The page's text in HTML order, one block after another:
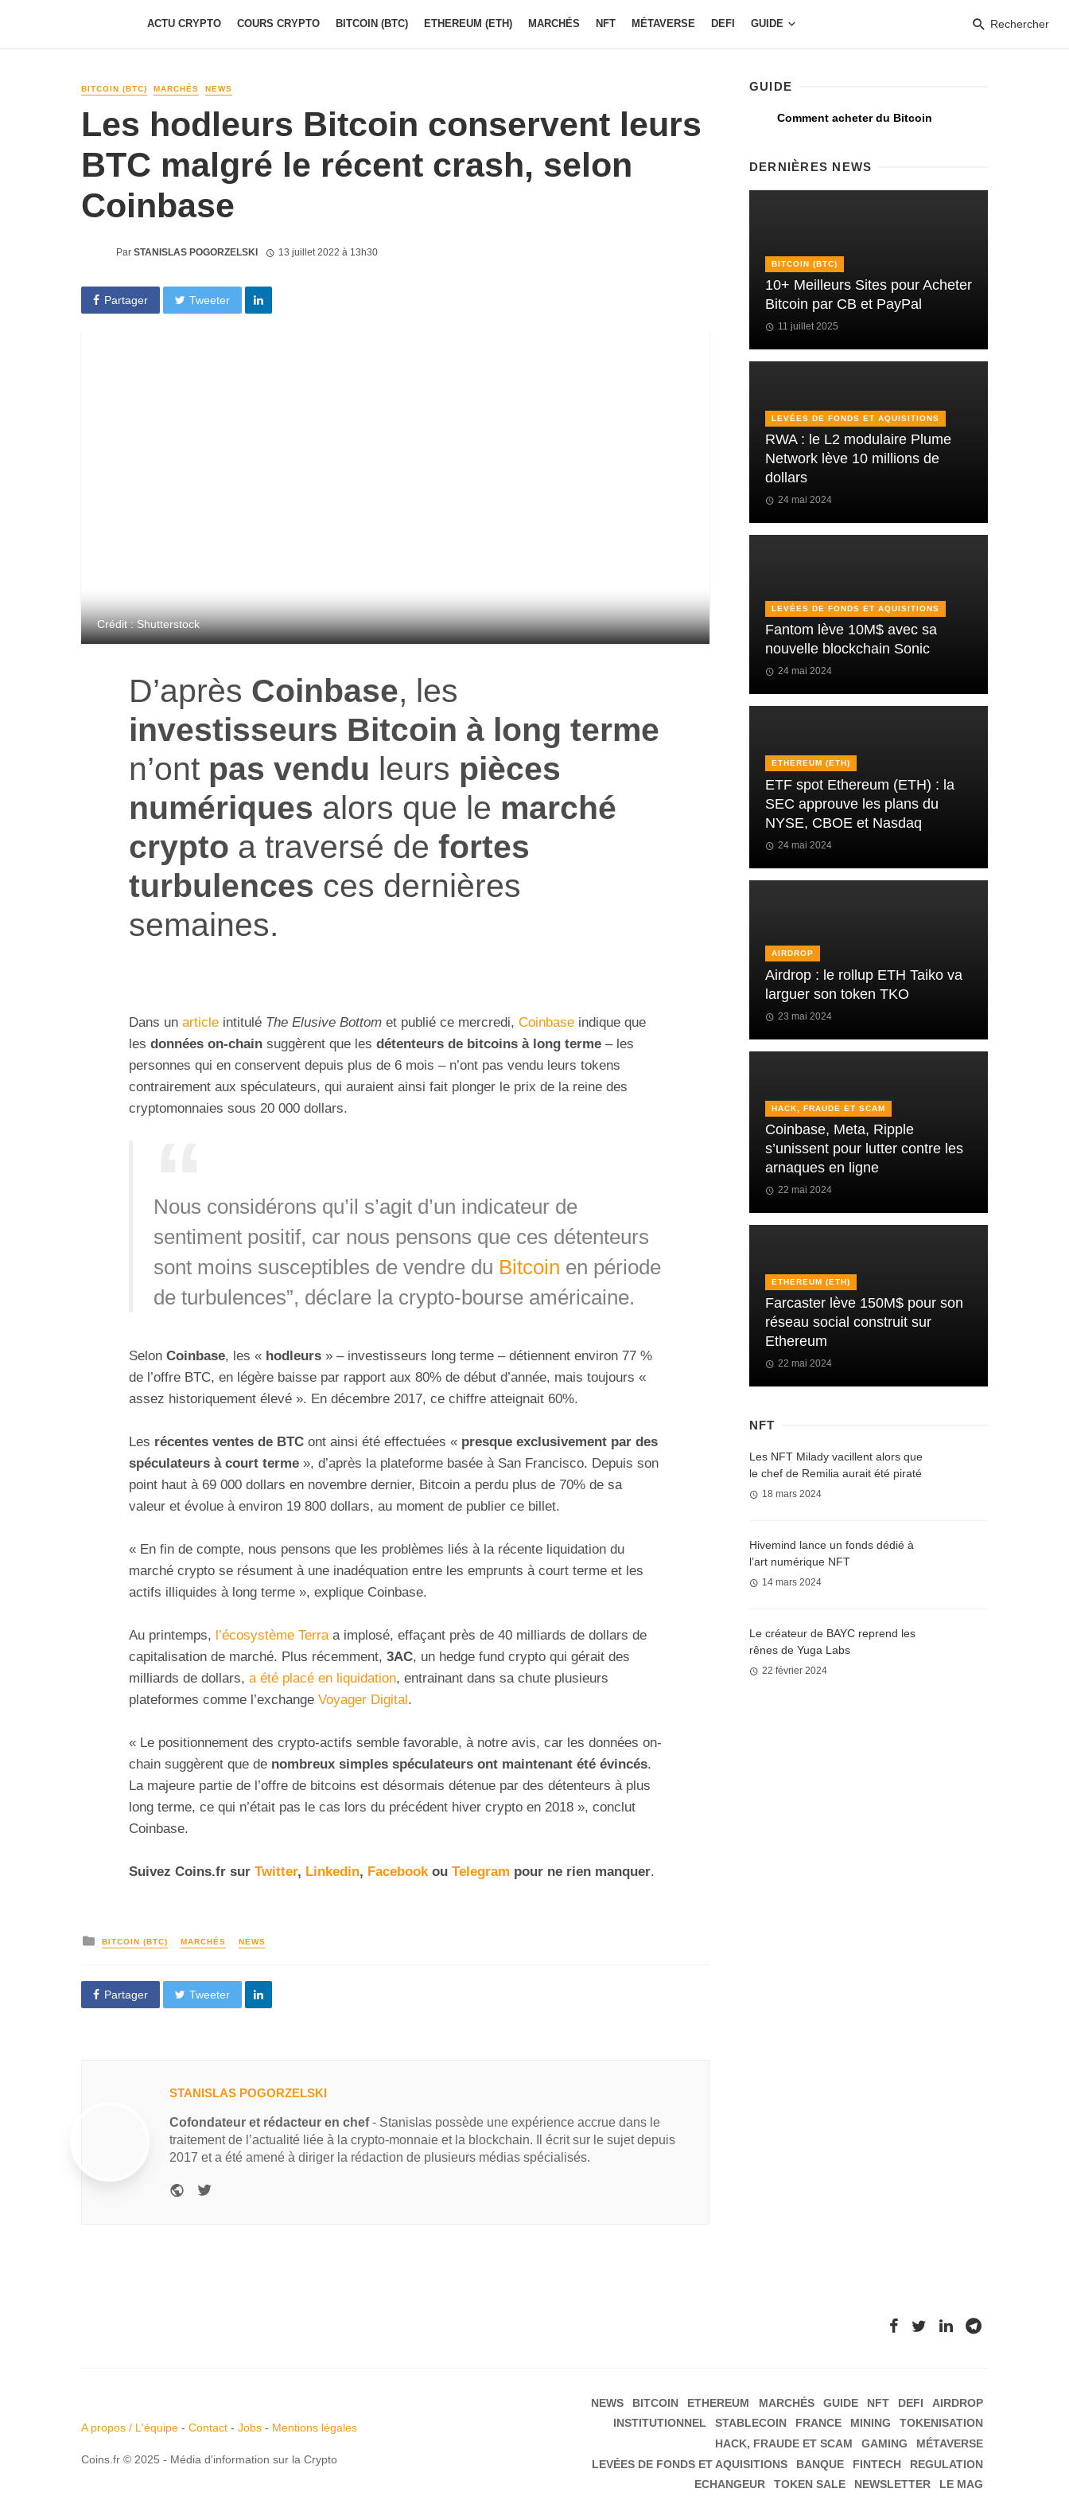
ACTU CRYPTO COURS CRYPTO BITCOIN (BTC) ETHEREUM (ETH) MARCHÉS NFT MÉTAVERSE DEFI GUIDE Rechercher
BITCOIN (BTC) MARCHÉS NEWS
Les hodleurs Bitcoin conservent leurs
BTC malgré le récent crash, selon
Coinbase
Par STANISLAS POGORZELSKI 13 juillet 2022 à 13h30
Partager Tweeter
Crédit : Shutterstock
D’après Coinbase, les
investisseurs Bitcoin à long terme
n’ont pas vendu leurs pièces
numériques alors que le marché
crypto a traversé de fortes
turbulences ces dernières
semaines.
Dans un article intitulé The Elusive Bottom et publié ce mercredi, Coinbase indique que
les données on-chain suggèrent que les détenteurs de bitcoins à long terme – les
personnes qui en conservent depuis plus de 6 mois – n’ont pas vendu leurs tokens
contrairement aux spéculateurs, qui auraient ainsi fait plonger le prix de la reine des
cryptomonnaies sous 20 000 dollars.
Nous considérons qu’il s’agit d’un indicateur de
sentiment positif, car nous pensons que ces détenteurs
sont moins susceptibles de vendre du Bitcoin en période
de turbulences”, déclare la crypto-bourse américaine.
Selon Coinbase, les « hodleurs » – investisseurs long terme – détiennent environ 77 %
de l’offre BTC, en légère baisse par rapport aux 80% de début d’année, mais toujours «
assez historiquement élevé ». En décembre 2017, ce chiffre atteignait 60%.
Les récentes ventes de BTC ont ainsi été effectuées « presque exclusivement par des
spéculateurs à court terme », d’après la plateforme basée à San Francisco. Depuis son
point haut à 69 000 dollars en novembre dernier, Bitcoin a perdu plus de 70% de sa
valeur et évolue à environ 19 800 dollars, au moment de publier ce billet.
« En fin de compte, nous pensons que les problèmes liés à la récente liquidation du
marché crypto se résument à une inadéquation entre les emprunts à court terme et les
actifs illiquides à long terme », explique Coinbase.
Au printemps, l’écosystème Terraa implosé, effaçant près de 40 milliards de dollars de
capitalisation de marché. Plus récemment, 3AC, un hedge fund crypto qui gérait des
milliards de dollars, a été placé en liquidation, entrainant dans sa chute plusieurs
plateformes comme l’exchange Voyager Digital.
« Le positionnement des crypto-actifs semble favorable, à notre avis, car les données on-
chain suggèrent que de nombreux simples spéculateurs ont maintenant été évincés.
La majeure partie de l’offre de bitcoins est désormais détenue par des détenteurs à plus
long terme, ce qui n’était pas le cas lors du précédent hiver crypto en 2018 », conclut
Coinbase.
Suivez Coins.fr sur Twitter, Linkedin, Facebookou Telegram pour ne rien manquer.
BITCOIN (BTC) MARCHÉS NEWS
Partager Tweeter
STANISLAS POGORZELSKI
Cofondateur et rédacteur en chef- Stanislas possède une expérience accrue dans le
traitement de l’actualité liée à la crypto-monnaie et la blockchain. Il écrit sur le sujet depuis
2017 et a été amené à diriger la rédaction de plusieurs médias spécialisés.
GUIDE
Comment acheter du Bitcoin
DERNIÈRES NEWS
BITCOIN (BTC)
10+ Meilleurs Sites pour Acheter
Bitcoin par CB et PayPal
11 juillet 2025
LEVÉES DE FONDS ET AQUISITIONS
RWA : le L2 modulaire Plume
Network lève 10 millions de
dollars
24 mai 2024
LEVÉES DE FONDS ET AQUISITIONS
Fantom lève 10M$ avec sa
nouvelle blockchain Sonic
24 mai 2024
ETHEREUM (ETH)
ETF spot Ethereum (ETH) : la
SEC approuve les plans du
NYSE, CBOE et Nasdaq
24 mai 2024
AIRDROP
Airdrop : le rollup ETH Taiko va
larguer son token TKO
23 mai 2024
HACK, FRAUDE ET SCAM
Coinbase, Meta, Ripple
s’unissent pour lutter contre les
arnaques en ligne
22 mai 2024
ETHEREUM (ETH)
Farcaster lève 150M$ pour son
réseau social construit sur
Ethereum
22 mai 2024
NFT
Les NFT Milady vacillent alors que
le chef de Remilia aurait été piraté
18 mars 2024
Hivemind lance un fonds dédié à
l’art numérique NFT
14 mars 2024
Le créateur de BAYC reprend les
rênes de Yuga Labs
22 février 2024
A propos / L'équipe - Contact - Jobs - Mentions légales
Coins.fr © 2025 - Média d'information sur la Crypto
NEWS BITCOIN ETHEREUM MARCHÉS GUIDE NFT DEFI
AIRDROP
INSTITUTIONNEL
STABLECOIN FRANCE MINING
TOKENISATION
HACK, FRAUDE ET SCAM
GAMING
MÉTAVERSE
LEVÉES DE FONDS ET AQUISITIONS
BANQUE FINTECH
REGULATION
ECHANGEUR
TOKEN SALE NEWSLETTER LE MAG